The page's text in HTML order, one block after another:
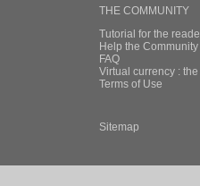
THE COMMUNITY
Tutorial for the
Help the
FAQ
Virtual currency :
Terms of Use
Sitemap